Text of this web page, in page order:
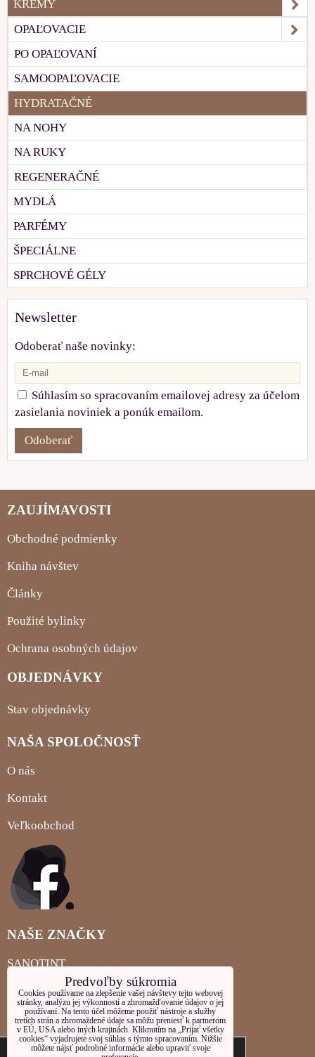
KRÉMY
OPAĽOVACIE
PO OPAĽOVANÍ
SAMOOPAĽOVACIE
HYDRATAČNÉ
NA NOHY
NA RUKY
REGENERAČNÉ
MYDLÁ
PARFÉMY
ŠPECIÁLNE
SPRCHOVÉ GÉLY
Newsletter
Odoberať naše novinky:
Súhlasím so spracovaním emailovej adresy za účelom
zasielania noviniek a ponúk emailom.
Odoberať
ZAUJÍMAVOSTI
Obchodné podmienky
Kniha návštev
Články
Použité bylinky
Ochrana osobných údajov
OBJEDNÁVKY
Stav objednávky
NAŠA SPOLOČNOSŤ
O nás
Kontakt
Veľkoobchod
NAŠE ZNAČKY
SANOTINT
MIGLIORIN
LOCHERBER PLEŤOVÁ KOZMETIKA
LOCHERBER TELOVÁ KOZMETIKA
Predvoľby súkromia
Cookies používame na zlepšenie vašej návštevy tejto webovej
stránky, analýzu jej výkonnosti a zhromažďovanie údajov o jej
používaní. Na tento účel môžeme použiť nástroje a služby
tretích strán a zhromaždené údaje sa môžu preniesť k partnerom
v EÚ, USA alebo iných krajinách. Kliknutím na „Prijať všetky
cookies“ vyjadrujete svoj súhlas s týmto spracovaním. Nižšie
môžete nájsť podrobné informácie alebo upraviť svoje
Tieto internetové stránky používajú súbory